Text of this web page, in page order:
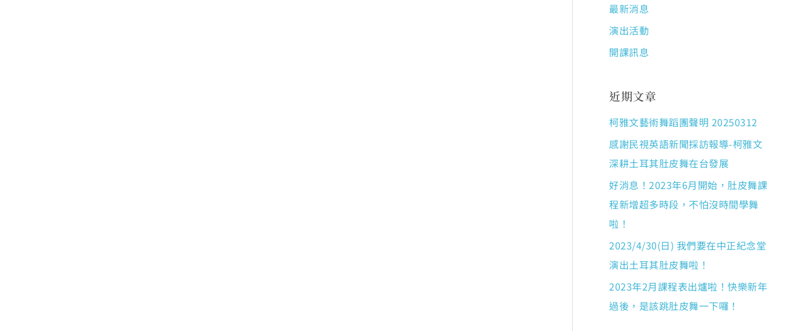
最新消息
演出活動
開課訊息
近期文章
柯雅文藝術舞蹈團聲明 20250312
感謝民視英語新聞採訪報導-柯雅文
深耕土耳其肚皮舞在台發展
好消息！2023年6月開始，肚皮舞課
程新增超多時段，不怕沒時間學舞
啦！
2023/4/30(日) 我們要在中正紀念堂
演出土耳其肚皮舞啦！
2023年2月課程表出爐啦！快樂新年
過後，是該跳肚皮舞一下囉！